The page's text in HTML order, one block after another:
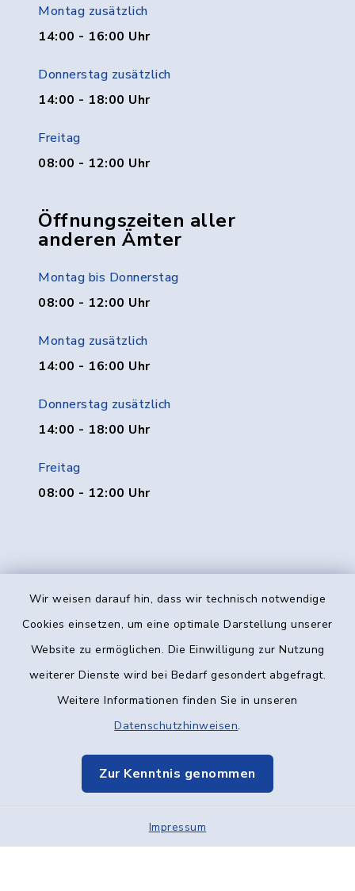
Wir weisen darauf hin, dass wir technisch notwendige
Cookies einsetzen, um eine optimale Darstellung unserer
Website zu ermöglichen. Die Einwilligung zur Nutzung
weiterer Dienste wird bei Bedarf gesondert abgefragt.
Weitere Informationen finden Sie in unseren
Datenschutzhinweisen.
Zur Kenntnis genommen
Impressum
Montag zusätzlich
14:00 - 16:00 Uhr
Donnerstag zusätzlich
14:00 - 18:00 Uhr
Freitag
08:00 - 12:00 Uhr
Öffnungszeiten aller
anderen Ämter
Montag bis Donnerstag
08:00 - 12:00 Uhr
Montag zusätzlich
14:00 - 16:00 Uhr
Donnerstag zusätzlich
14:00 - 18:00 Uhr
Freitag
08:00 - 12:00 Uhr
Kontakt
Datenschutz
Elektronische Kommunikation
Sitemap